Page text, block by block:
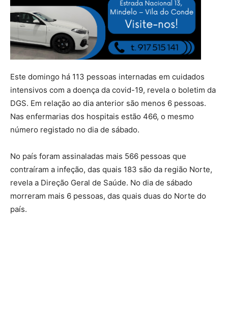
Este domingo há 113 pessoas internadas em cuidados
intensivos com a doença da covid-19, revela o boletim da
DGS. Em relação ao dia anterior são menos 6 pessoas.
Nas enfermarias dos hospitais estão 466, o mesmo
número registado no dia de sábado.
No país foram assinaladas mais 566 pessoas que
contraíram a infeção, das quais 183 são da região Norte,
revela a Direção Geral de Saúde. No dia de sábado
morreram mais 6 pessoas, das quais duas do Norte do
país.